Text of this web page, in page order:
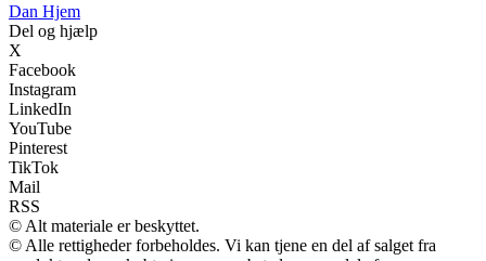
Dan Hjem
Del og hjælp
X
Facebook
Instagram
LinkedIn
YouTube
Pinterest
TikTok
Mail
RSS
© Alt materiale er beskyttet.
© Alle rettigheder forbeholdes. Vi kan tjene en del af salget fra